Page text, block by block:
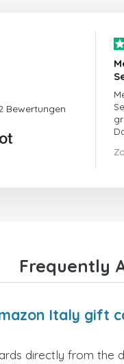
Bewertungen
Frequently
Italy gift
directly from